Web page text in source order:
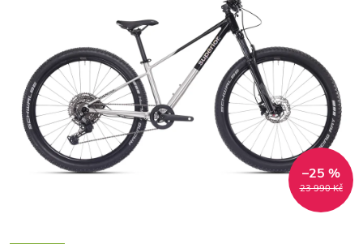
23 990 Kč
–25 %